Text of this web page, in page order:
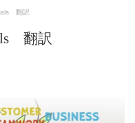
翻訳
翻訳